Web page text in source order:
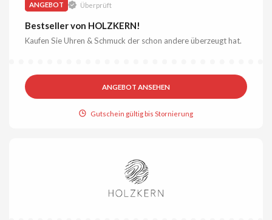
ANGEBOT Überprüft
Bestseller von HOLZKERN!
Kaufen Sie Uhren & Schmuck der schon andere überzeugt hat.
ANGEBOT ANSEHEN
Gutschein gültig bis Stornierung